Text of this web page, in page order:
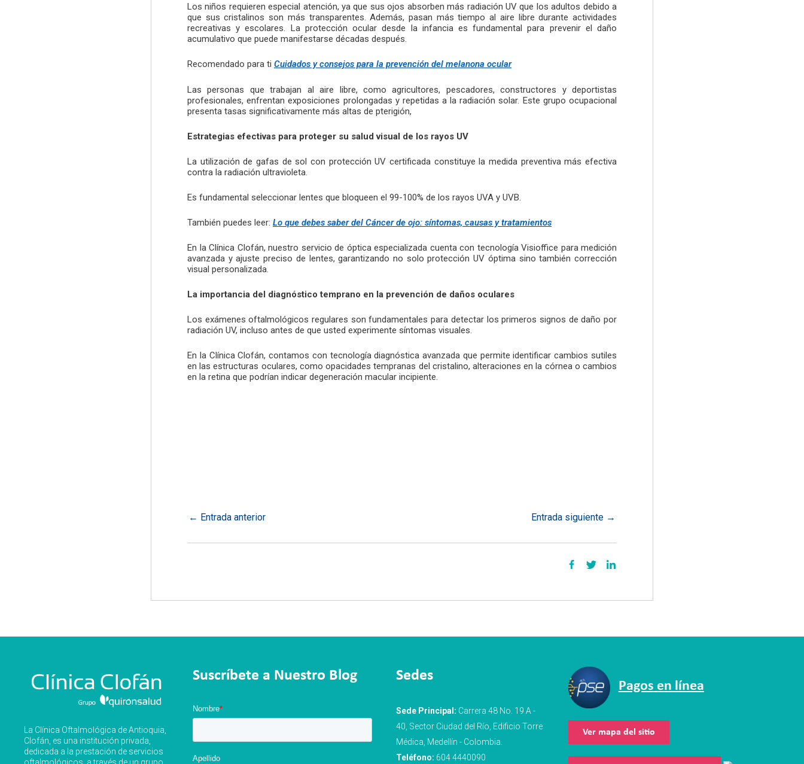
Los niños requieren especial atención, ya que sus ojos absorben más radiación UV que los adultos debido a
que sus cristalinos son más transparentes. Además, pasan más tiempo al aire libre durante actividades
recreativas y escolares. La protección ocular desde la infancia es fundamental para prevenir el daño
acumulativo que puede manifestarse décadas después.
Recomendado para ti Cuidados y consejos para la prevención del melanona ocular
Las personas que trabajan al aire libre, como agricultores, pescadores, constructores y deportistas
profesionales, enfrentan exposiciones prolongadas y repetidas a la radiación solar. Este grupo ocupacional
presenta tasas significativamente más altas de pterigión,
Estrategias efectivas para proteger su salud visual de los rayos UV
La utilización de gafas de sol con protección UV certificada constituye la medida preventiva más efectiva
contra la radiación ultravioleta.
Es fundamental seleccionar lentes que bloqueen el 99-100% de los rayos UVA y UVB.
También puedes leer: Lo que debes saber del Cáncer de ojo: síntomas, causas y tratamientos
En la Clínica Clofán, nuestro servicio de óptica especializada cuenta con tecnología Visioffice para medición
avanzada y ajuste preciso de lentes, garantizando no solo protección UV óptima sino también corrección
visual personalizada.
La importancia del diagnóstico temprano en la prevención de daños oculares
Los exámenes oftalmológicos regulares son fundamentales para detectar los primeros signos de daño por
radiación UV, incluso antes de que usted experimente síntomas visuales.
En la Clínica Clofán, contamos con tecnología diagnóstica avanzada que permite identificar cambios sutiles
en las estructuras oculares, como opacidades tempranas del cristalino, alteraciones en la córnea o cambios
en la retina que podrían indicar degeneración macular incipiente.
← Entrada anterior Entrada siguiente →
La Clínica Oftalmológica de Antioquia,
Clofán, es una institución privada,
dedicada a la prestación de servicios
oftalmológicos, a través de un grupo
Suscríbete a Nuestro Blog
Nombre*
Apellido
Sedes
Sede Principal: Carrera 48 No. 19 A -
40, Sector Ciudad del Río, Edificio Torre
Médica, Medellín - Colombia.
Teléfono: 604 4440090
Pagos en línea
Ver mapa del sitio